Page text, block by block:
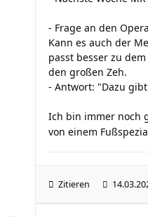
- Frage an den
Kann es auch der
passt besser zu
den großen Zeh.
- Antwort: "Dazu
Ich bin immer noch
von einem
Zitieren